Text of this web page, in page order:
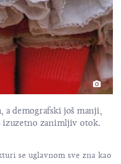
a demografski još manji,
izuzetno zanimljiv otok.
se uglavnom sve zna kao